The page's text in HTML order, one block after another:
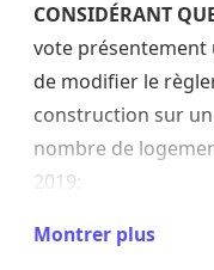
CONSIDÉRANT
vote
de modifier le
construction sur
nombre de
2019;
CONSIDÉRANT QUE
Montrer plus